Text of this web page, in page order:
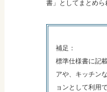
書」としてまとめら
補足：
標準仕様書に記
アや、キッチン
ョンとして利用